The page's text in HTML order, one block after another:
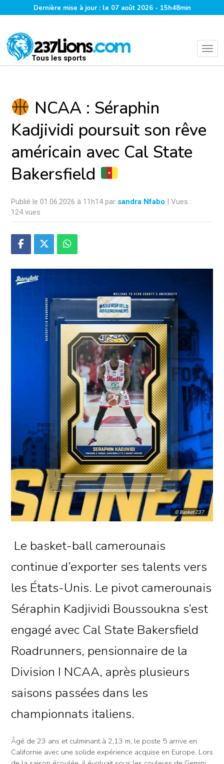
Dernière mise à jour : le 07 août 2026 - 15h48min
Tous les sports
NCAA : Séraphin
Kadjividi poursuit son rêve
américain avec Cal State
Bakersfield
Publié le 01.06.2026 à 11h14 par sandra Nfabo | Vues :
124 vues
© Basket 237
Le basket-ball camerounais
continue d’exporter ses talents vers
les États-Unis. Le pivot camerounais
Séraphin Kadjividi Boussoukna s’est
engagé avec Cal State Bakersfield
Roadrunners, pensionnaire de la
Division I NCAA, après plusieurs
saisons passées dans les
championnats italiens.
Âgé de 23 ans et culminant à 2,13 m, le poste 5 arrive en
Californie avec une solide expérience acquise en Europe. Lors